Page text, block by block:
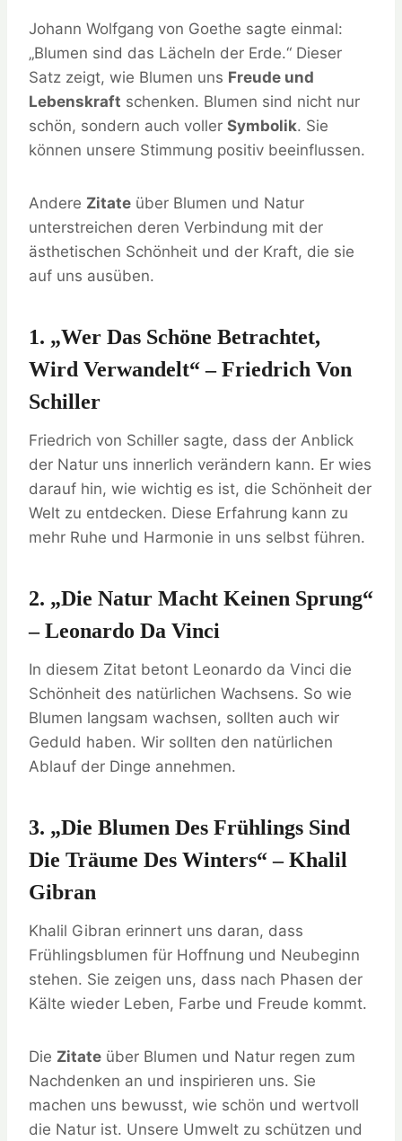
Johann Wolfgang von Goethe sagte einmal:
„Blumen sind das Lächeln der Erde.“ Dieser
Satz zeigt, wie Blumen uns Freude und
Lebenskraft schenken. Blumen sind nicht nur
schön, sondern auch voller Symbolik. Sie
können unsere Stimmung positiv beeinflussen.
Andere Zitate über Blumen und Natur
unterstreichen deren Verbindung mit der
ästhetischen Schönheit und der Kraft, die sie
auf uns ausüben.
1. „Wer Das Schöne Betrachtet,
Wird Verwandelt“ – Friedrich Von
Schiller
Friedrich von Schiller sagte, dass der Anblick
der Natur uns innerlich verändern kann. Er wies
darauf hin, wie wichtig es ist, die Schönheit der
Welt zu entdecken. Diese Erfahrung kann zu
mehr Ruhe und Harmonie in uns selbst führen.
2. „Die Natur Macht Keinen Sprung“
– Leonardo Da Vinci
In diesem Zitat betont Leonardo da Vinci die
Schönheit des natürlichen Wachsens. So wie
Blumen langsam wachsen, sollten auch wir
Geduld haben. Wir sollten den natürlichen
Ablauf der Dinge annehmen.
3. „Die Blumen Des Frühlings Sind
Die Träume Des Winters“ – Khalil
Gibran
Khalil Gibran erinnert uns daran, dass
Frühlingsblumen für Hoffnung und Neubeginn
stehen. Sie zeigen uns, dass nach Phasen der
Kälte wieder Leben, Farbe und Freude kommt.
Die Zitate über Blumen und Natur regen zum
Nachdenken an und inspirieren uns. Sie
machen uns bewusst, wie schön und wertvoll
die Natur ist. Unsere Umwelt zu schützen und